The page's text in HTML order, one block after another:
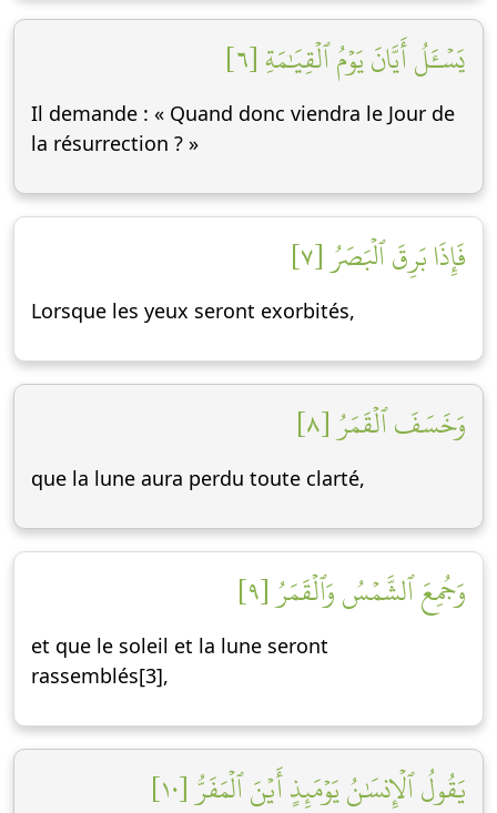
يَسۡـَٔلُ أَيَّانَ يَوۡمُ ٱلۡقِيَٰمَةِ [٦]
Il demande : « Quand donc viendra le Jour de
la résurrection ? »
فَإِذَا بَرِقَ ٱلۡبَصَرُ [٧]
Lorsque les yeux seront exorbités,
وَخَسَفَ ٱلۡقَمَرُ [٨]
que la lune aura perdu toute clarté,
وَجُمِعَ ٱلشَّمۡسُ وَٱلۡقَمَرُ [٩]
et que le soleil et la lune seront
rassemblés[3],
يَقُولُ ٱلۡإِنسَٰنُ يَوۡمَئِذٍ أَيۡنَ ٱلۡمَفَرُّ [١٠]